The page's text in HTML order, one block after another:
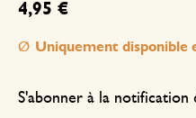
4,95 €
S'abonner à la
Uniquement disponible